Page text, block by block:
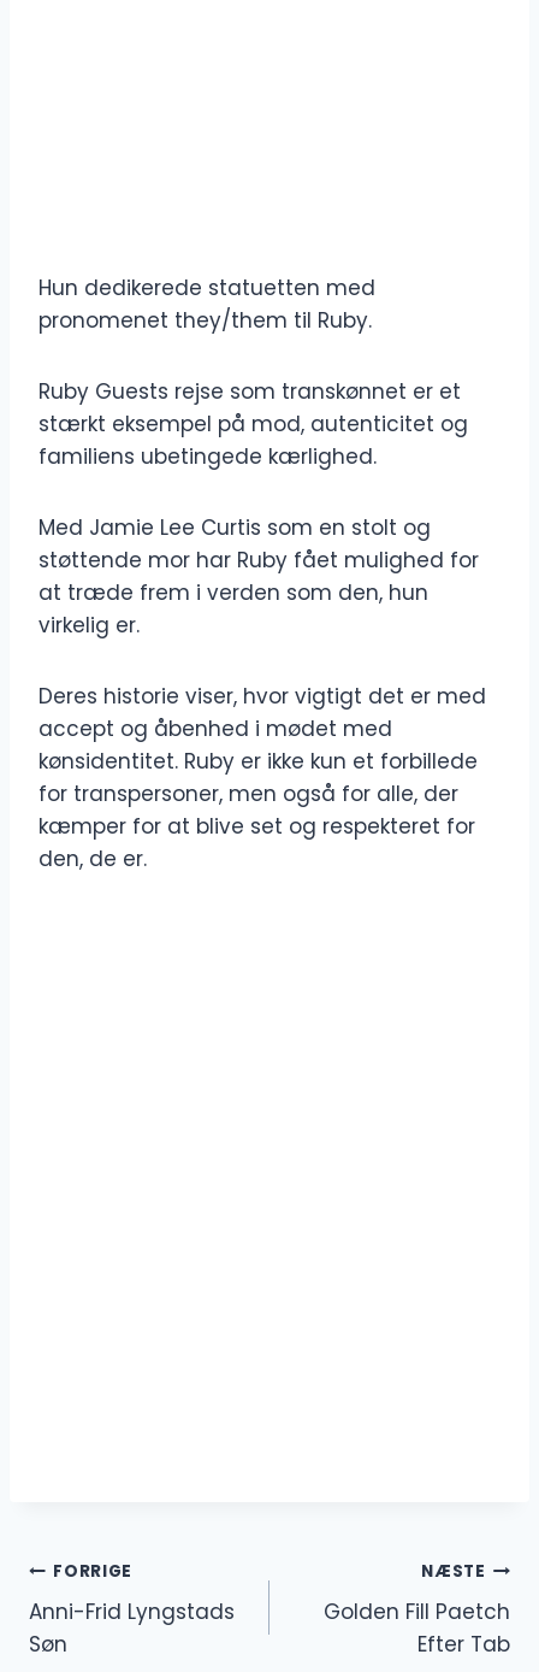
Hun dedikerede statuetten med
pronomenet they/them til Ruby.
Ruby Guests rejse som transkønnet er et
stærkt eksempel på mod, autenticitet og
familiens ubetingede kærlighed.
Med Jamie Lee Curtis som en stolt og
støttende mor har Ruby fået mulighed for
at træde frem i verden som den, hun
virkelig er.
Deres historie viser, hvor vigtigt det er med
accept og åbenhed i mødet med
kønsidentitet. Ruby er ikke kun et forbillede
for transpersoner, men også for alle, der
kæmper for at blive set og respekteret for
den, de er.
Indlægsnavigation
FORRIGE
Anni-Frid Lyngstads
Søn
NÆSTE
Golden Fill Paetch
Efter Tab